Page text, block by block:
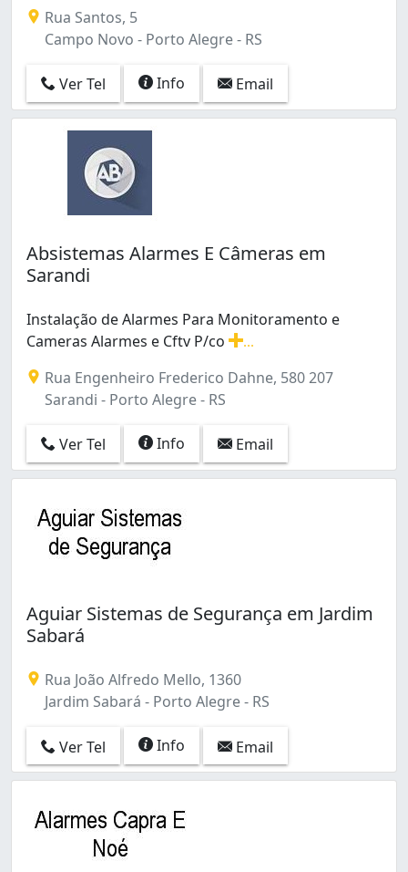
Rua Santos, 5
Campo Novo - Porto Alegre - RS
Ver Tel Info Email
Absistemas Alarmes E Câmeras em
Sarandi
Instalação de Alarmes Para Monitoramento e
Cameras Alarmes e Cftv P/co
Rua Engenheiro Frederico Dahne, 580 207
Sarandi - Porto Alegre - RS
Ver Tel Info Email
Aguiar Sistemas de Segurança em Jardim
Sabará
Rua João Alfredo Mello, 1360
Jardim Sabará - Porto Alegre - RS
Ver Tel Info Email